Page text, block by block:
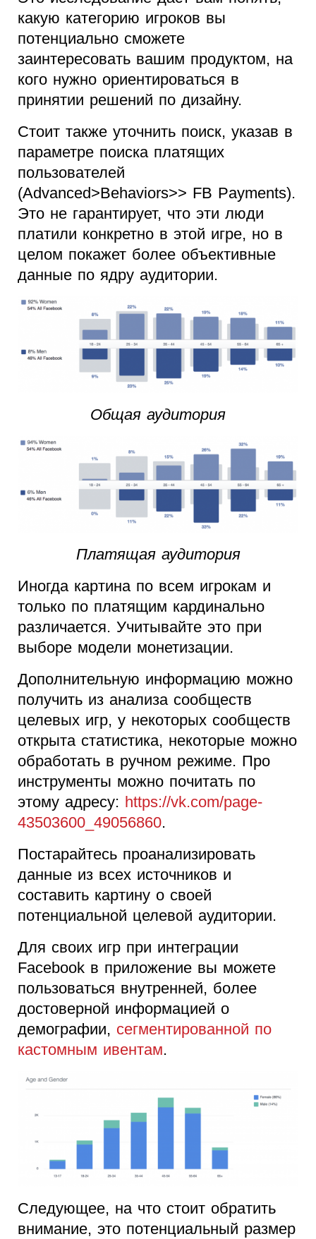
какую категорию игроков вы
потенциально сможете
заинтересовать вашим продуктом, на
кого нужно ориентироваться в
принятии решений по дизайну.
Стоит также уточнить поиск, указав в
параметре поиска платящих
пользователей
(Advanced>Behaviors>> FB Payments).
Это не гарантирует, что эти люди
платили конкретно в этой игре, но в
целом покажет более объективные
данные по ядру аудитории.
Общая аудитория
Платящая аудитория
Иногда картина по всем игрокам и
только по платящим кардинально
различается. Учитывайте это при
выборе модели монетизации.
Дополнительную информацию можно
получить из анализа сообществ
целевых игр, у некоторых сообществ
открыта статистика, некоторые можно
обработать в ручном режиме. Про
инструменты можно почитать по
этому адресу: https://vk.com/page-
43503600_49056860.
Постарайтесь проанализировать
данные из всех источников и
составить картину о своей
потенциальной целевой аудитории.
Для своих игр при интеграции
Facebook в приложение вы можете
пользоваться внутренней, более
достоверной информацией о
демографии, сегментированной по
кастомным ивентам.
Следующее, на что стоит обратить
внимание, это потенциальный размер